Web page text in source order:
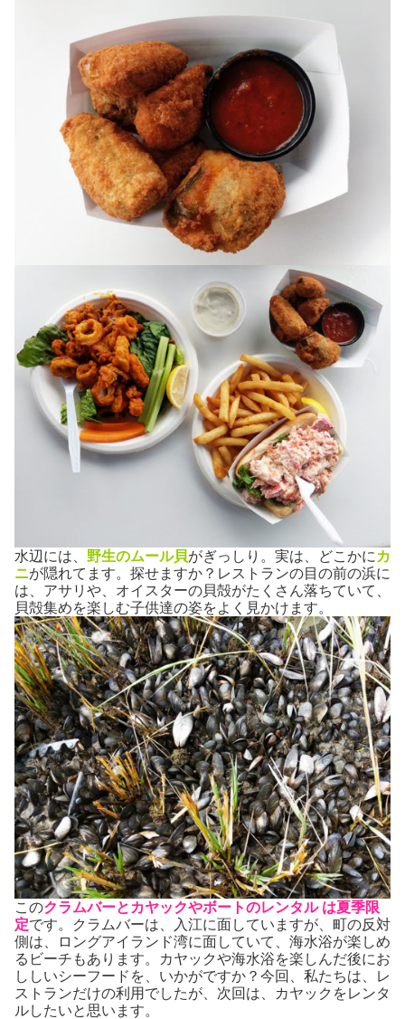
水辺には、 野生のムール貝がぎっしり。実は、どこかに カ
ニが隠れてます。探せますか？レストランの目の前の浜に
は、アサリや、オイスターの貝殻がたくさん落ちていて、
貝殻集めを楽しむ子供達の姿をよく見かけます。
このクラムバーとカヤックやボートのレンタル は夏季限
定です。クラムバーは、入江に面していますが、町の反対
側は、ロングアイランド湾に面していて、海水浴が楽しめ
るビーチもあります。カヤックや海水浴を楽しんだ後にお
ししいシーフードを、いかがですか？今回、私たちは、レ
ストランだけの利用でしたが、次回は、カヤックをレンタ
ルしたいと思います。